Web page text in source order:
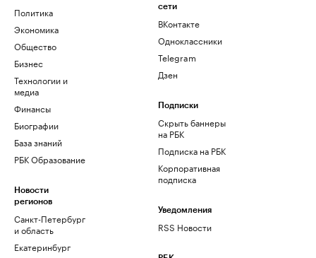
Политика
Экономика
Общество
Бизнес
Технологии и
медиа
Финансы
Биографии
База знаний
РБК Образование
Новости
регионов
Санкт-Петербург
и область
Екатеринбург
сети
ВКонтакте
Одноклассники
Telegram
Дзен
Подписки
Скрыть баннеры
на РБК
Подписка на РБК
Корпоративная
подписка
Уведомления
RSS Новости